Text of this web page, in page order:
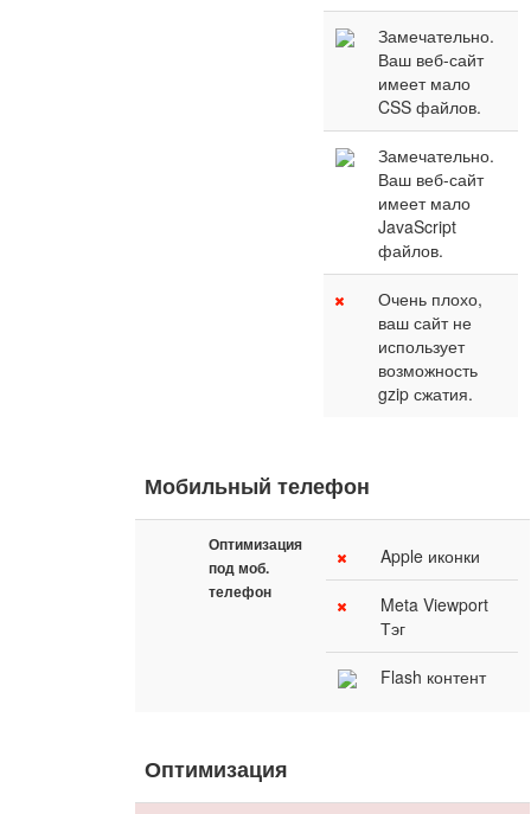
Замечательно.
Ваш веб-сайт
имеет мало
CSS файлов.
Замечательно.
Ваш веб-сайт
имеет мало
JavaScript
файлов.
Очень плохо,
ваш сайт не
использует
возможность
gzip сжатия.
Мобильный телефон
Оптимизация
под моб.
телефон
Apple иконки
Meta Viewport
Тэг
Flash контент
Оптимизация